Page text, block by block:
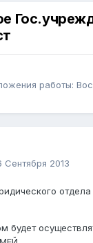
работы:
Сентября 2013
отдела
будет